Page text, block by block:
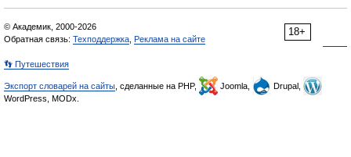
18+
© Академик, 2000-2026
Обратная связь: Техподдержка Реклама на сайте
👣 Путешествия
Экспорт словарей на сайты , сделанные на PHP, Joomla,
Drupal,
WordPress, MODx.